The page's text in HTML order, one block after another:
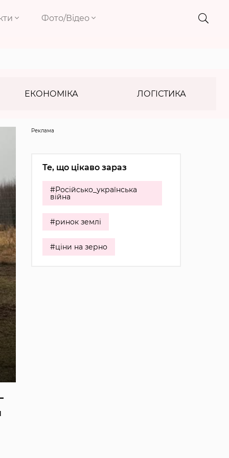
Фото/Відео
ЕКОНОМІКА ЛОГІСТИКА
Реклама
Те, що цікаво зараз
#Російсько_українська
війна
#ринок землі
#ціни на зерно